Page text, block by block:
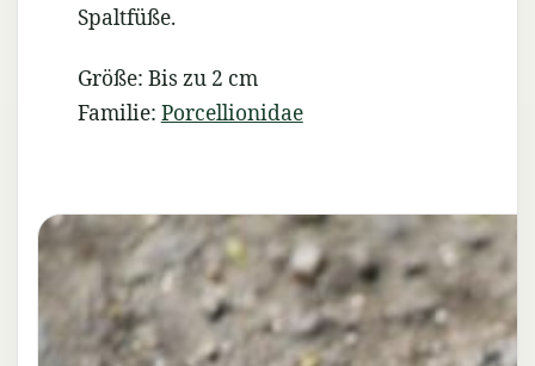
Spaltfüße.
Größe: Bis zu 2 cm
Familie: Porcellionidae